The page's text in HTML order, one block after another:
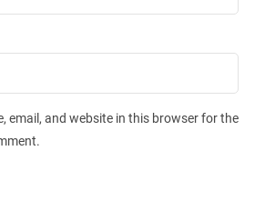
email, and website in this browser for the